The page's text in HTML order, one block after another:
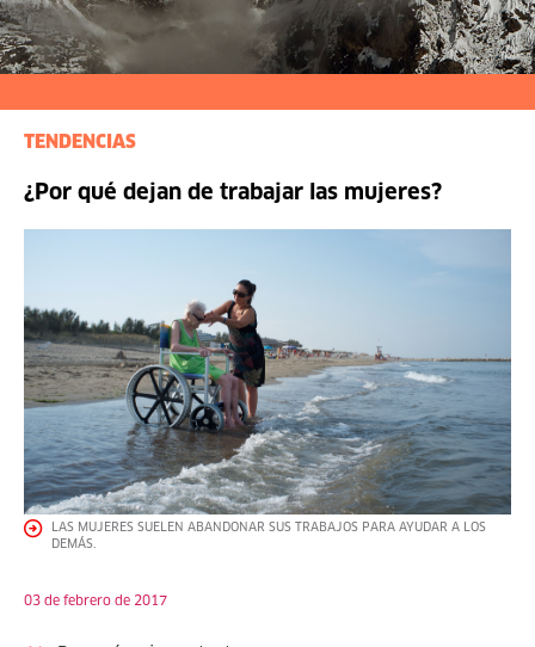
TENDENCIAS
¿Por qué dejan de trabajar las mujeres?
LAS MUJERES SUELEN ABANDONAR SUS TRABAJOS PARA AYUDAR A LOS
DEMÁS.
03 de febrero de 2017